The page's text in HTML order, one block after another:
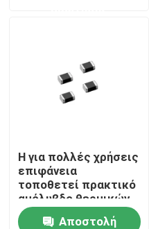
Επισκεψή εργοστασίου
Επικοινωνήστε μαζί μας
Ειδήσεις
Η για πολλές χρήσεις
επιφάνεια
τοποθετεί πρακτικό
αμόλυβδο θερμικών
αντιστάσεων NTC
Αποστολή